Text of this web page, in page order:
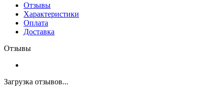
Отзывы
Характеристики
Оплата
Доставка
Отзывы
Загрузка отзывов...